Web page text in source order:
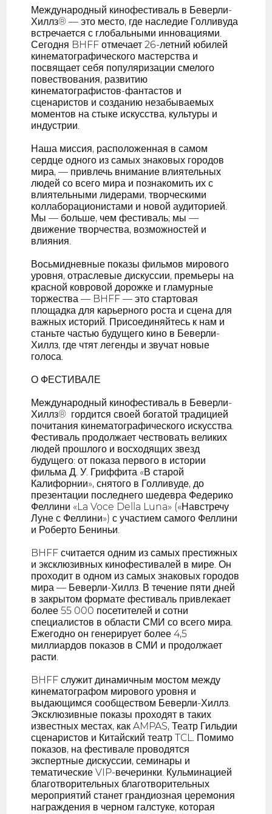
Международный кинофестиваль в Беверли-
Хиллз® — это место, где наследие Голливуда
встречается с глобальными инновациями.
Сегодня BHFF отмечает 26-летний юбилей
кинематографического мастерства и
посвящает себя популяризации смелого
повествования, развитию
кинематографистов-фантастов и
сценаристов и созданию незабываемых
моментов на стыке искусства, культуры и
индустрии.
Наша миссия, расположенная в самом
сердце одного из самых знаковых городов
мира, — привлечь внимание влиятельных
людей со всего мира и познакомить их с
влиятельными лидерами, творческими
коллаборационистами и новой аудиторией.
Мы — больше, чем фестиваль; мы —
движение творчества, возможностей и
влияния.
Восьмидневные показы фильмов мирового
уровня, отраслевые дискуссии, премьеры на
красной ковровой дорожке и гламурные
торжества — BHFF — это стартовая
площадка для карьерного роста и сцена для
важных историй. Присоединяйтесь к нам и
станьте частью будущего кино в Беверли-
Хиллз, где чтят легенды и звучат новые
голоса.
О ФЕСТИВАЛЕ
Международный кинофестиваль в Беверли-
Хиллз® ️ гордится своей богатой традицией
почитания кинематографического искусства.
Фестиваль продолжает чествовать великих
людей прошлого и восходящих звезд
будущего: от показа первого в истории
фильма Д. У. Гриффита «В старой
Калифорнии», снятого в Голливуде, до
презентации последнего шедевра Федерико
Феллини «La Voce Della Luna» («Навстречу
Луне с Феллини») с участием самого Феллини
и Роберто Бениньи.
BHFF считается одним из самых престижных
и эксклюзивных кинофестивалей в мире. Он
проходит в одном из самых знаковых городов
мира — Беверли-Хиллз. В течение пяти дней
в закрытом формате фестиваль привлекает
более 55 000 посетителей и сотни
специалистов в области СМИ со всего мира.
Ежегодно он генерирует более 4,5
миллиардов показов в СМИ и продолжает
расти.
BHFF служит динамичным мостом между
кинематографом мирового уровня и
выдающимся сообществом Беверли-Хиллз.
Эксклюзивные показы проходят в таких
известных местах, как AMPAS, Театр Гильдии
сценаристов и Китайский театр TCL. Помимо
показов, на фестивале проводятся
экспертные дискуссии, семинары и
тематические VIP-вечеринки. Кульминацией
благотворительных благотворительных
мероприятий станет грандиозная церемония
награждения в черном галстуке, которая